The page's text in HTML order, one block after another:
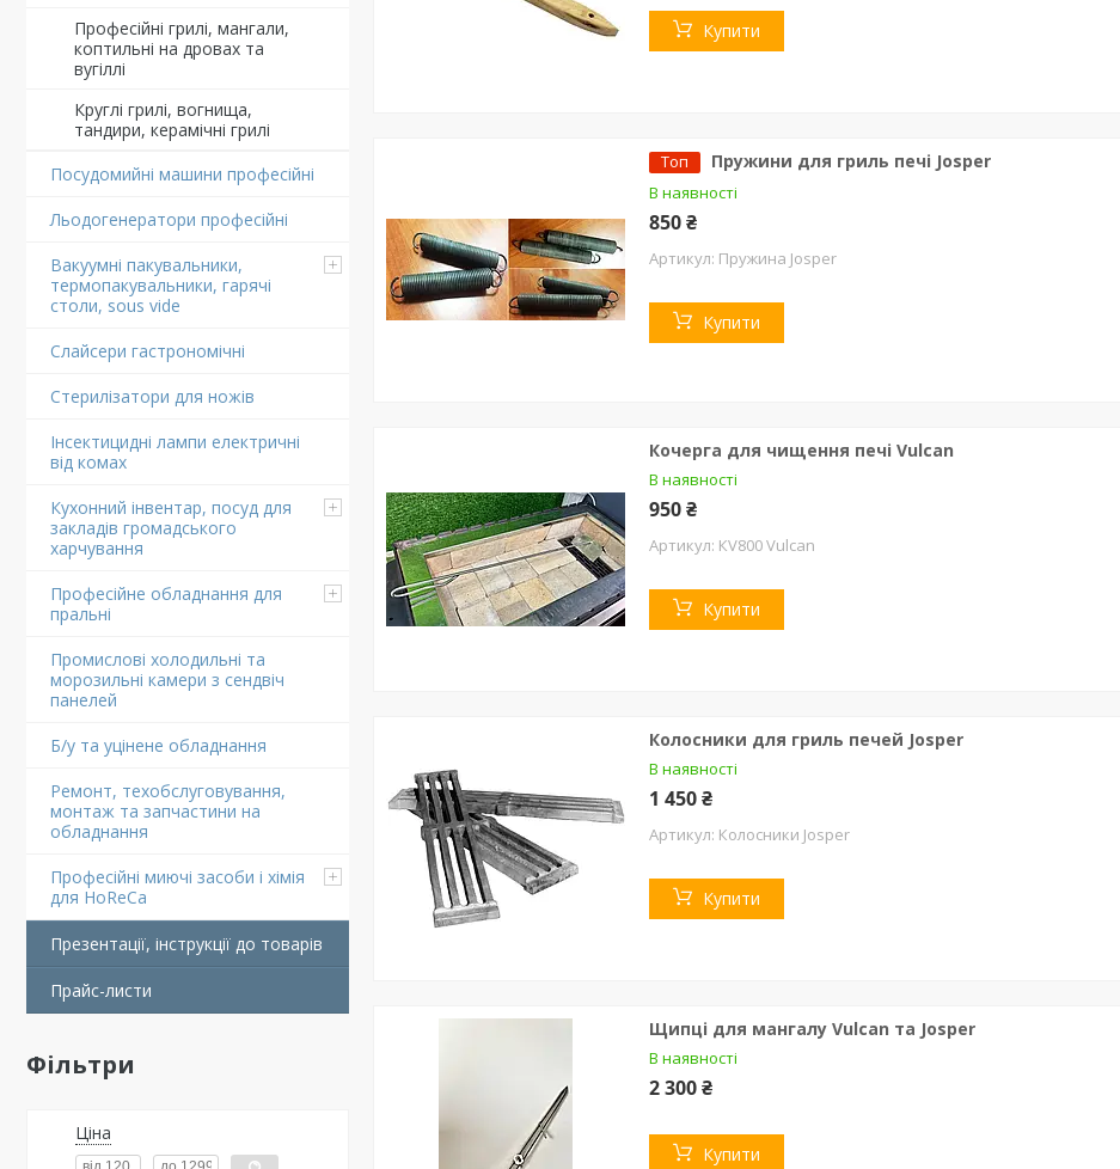
Професійні грилі, мангали,
коптильні на дровах та
вугіллі
Круглі грилі, вогнища,
тандири, керамічні грилі
Посудомийні машини професійні
Льодогенератори професійні
Вакуумні пакувальники,
термопакувальники, гарячі
столи, sous vide
Слайсери гастрономічні
Стерилізатори для ножів
Інсектицидні лампи електричні
від комах
Кухонний інвентар, посуд для
закладів громадського
харчування
Професійне обладнання для
пральні
Промислові холодильні та
морозильні камери з сендвіч
панелей
Б/у та уцінене обладнання
Ремонт, техобслуговування,
монтаж та запчастини на
обладнання
Професійні миючі засоби і хімія
для HoReCa
Презентації, інструкції до товарів
Прайс-листи
Фільтри
Ціна
Купити
Топ Пружини для гриль печі Josper
В наявності
850 ₴
Пружина Josper
Купити
Кочерга для чищення печі Vulcan
В наявності
950 ₴
КV800 Vulcan
Купити
Колосники для гриль печей Josper
В наявності
1 450 ₴
Колосники Josper
Купити
Щипці для мангалу Vulcan та Josper
В наявності
2 300 ₴
Купити